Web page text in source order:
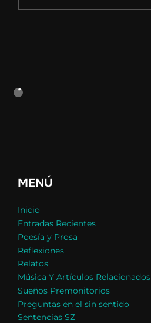
MENÚ
Inicio
Entradas Recientes
Poesía y Prosa
Reflexiones
Relatos
Música Y Artículos Relacionados
Sueños Premonitorios
Preguntas en el sin sentido
Sentencias SZ